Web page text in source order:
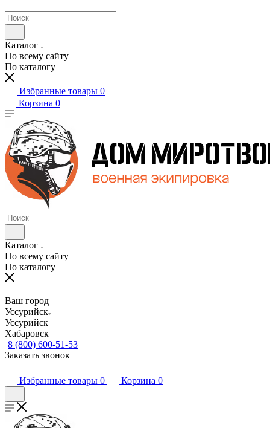
Каталог
По всему сайту
По каталогу
Избранные товары 0
Корзина 0
Каталог
По всему сайту
По каталогу
Ваш город
Уссурийск
Уссурийск
Хабаровск
8 (800) 600-51-53
Заказать звонок
Избранные товары 0 Корзина 0